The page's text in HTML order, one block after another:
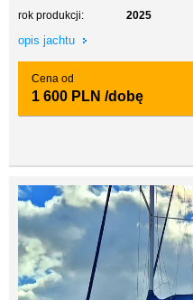
rok produkcji:
2025
opis jachtu
Cena od
1 600 PLN /dobę